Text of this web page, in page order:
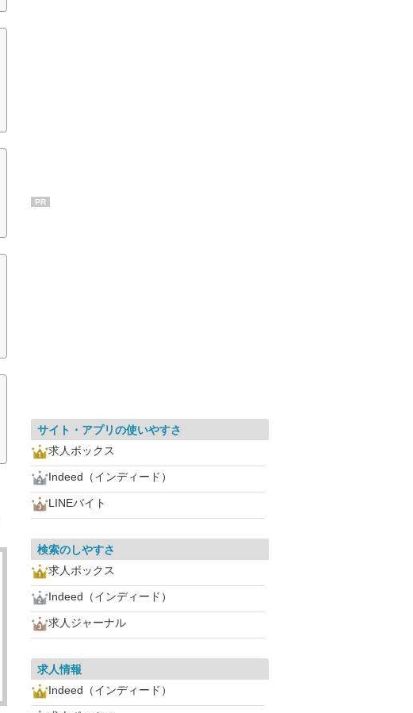
PR
サイト・アプリの使いやすさ
求人ボックス
Indeed（インディード）
LINEバイト
検索のしやすさ
求人ボックス
Indeed（インディード）
求人ジャーナル
求人情報
Indeed（インディード）